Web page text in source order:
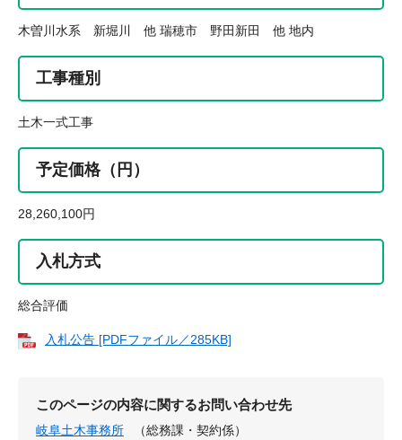
木曽川水系 新堀川 他 瑞穂市 野田新田 他 地内
工事種別
土木一式工事
予定価格（円）
28,260,100円
入札方式
総合評価
入札公告 [PDFファイル／285KB]
このページの内容に関するお問い合わせ先
岐阜土木事務所
（総務課・契約係）